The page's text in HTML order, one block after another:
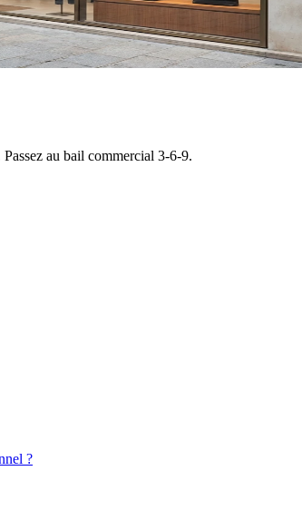
au bail commercial 3-6-9.
?